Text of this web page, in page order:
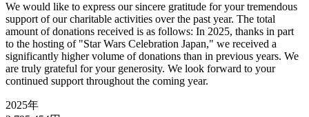
We would like to express our sincere gratitude for your tremendous
support of our charitable activities over the past year. The total
amount of donations received is as follows: In 2025, thanks in part
to the hosting of "Star Wars Celebration Japan," we received a
significantly higher volume of donations than in previous years. We
are truly grateful for your generosity. We look forward to your
continued support throughout the coming year.
2025年